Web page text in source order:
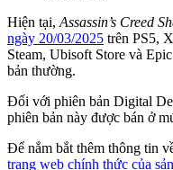
Hiện tại, Assassin’s Creed
ngày 20/03/2025 trên PS5,
Steam, Ubisoft Store và
bản thường.
Đối với phiên bản Digital
phiên bản này được bán ở
Để nắm bắt thêm thông tin
trang web chính thức của